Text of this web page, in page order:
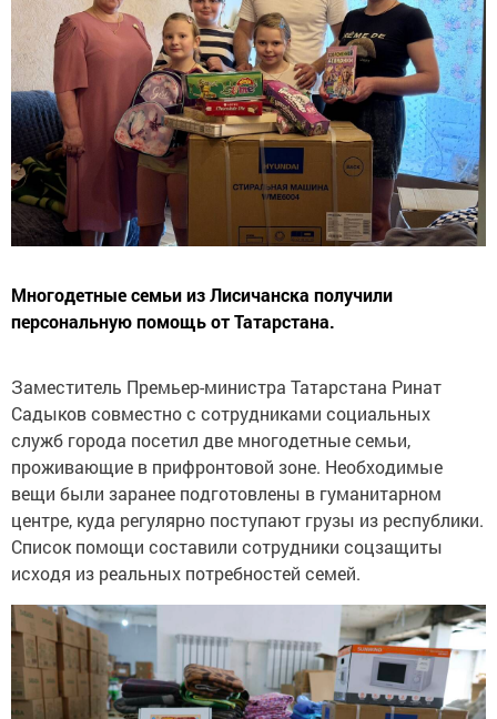
Многодетные семьи из Лисичанска получили
персональную помощь от Татарстана.
Заместитель Премьер-министра Татарстана Ринат
Садыков совместно с сотрудниками социальных
служб города посетил две многодетные семьи,
проживающие в прифронтовой зоне. Необходимые
вещи были заранее подготовлены в гуманитарном
центре, куда регулярно поступают грузы из республики.
Список помощи составили сотрудники соцзащиты
исходя из реальных потребностей семей.